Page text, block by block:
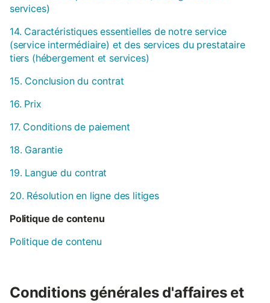
services)
14. Caractéristiques essentielles de notre service
(service intermédiaire) et des services du prestataire
tiers (hébergement et services)
15. Conclusion du contrat
16. Prix
17. Conditions de paiement
18. Garantie
19. Langue du contrat
20. Résolution en ligne des litiges
Politique de contenu
Politique de contenu
Conditions générales d'affaires et